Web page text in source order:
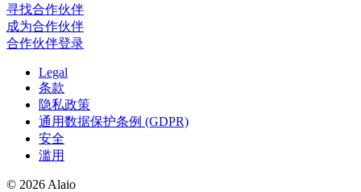
寻找合作伙伴
成为合作伙伴
合作伙伴登录
Legal
条款
隐私政策
通用数据保护条例 (GDPR)
安全
滥用
© 2026 Alaio